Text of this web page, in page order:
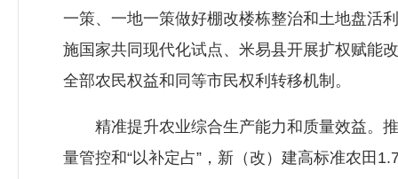
一策、一地一策做好棚改楼栋整治和土地盘活
施国家共同现代化试点、米易县开展扩权赋能
全部农民权益和同等市民权利转移机制。
精准提升农业综合生产能力和质量效益。推
量管控和“以补定占”，新（改）建高标准农田